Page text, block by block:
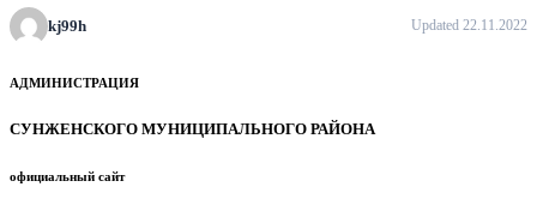
kj99h Updated 22.11.2022
АДМИНИСТРАЦИЯ
СУНЖЕНСКОГО МУНИЦИПАЛЬНОГО РАЙОНА
официальный сайт